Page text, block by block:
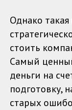
Однако такая
стоить
Самый
деньги на
подготовку,
старых